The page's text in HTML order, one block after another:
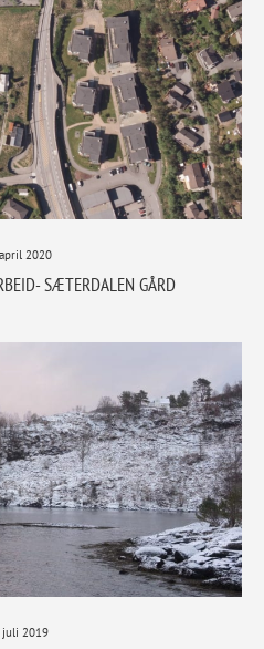
2020
SÆTERDALEN GÅRD
juli 2019